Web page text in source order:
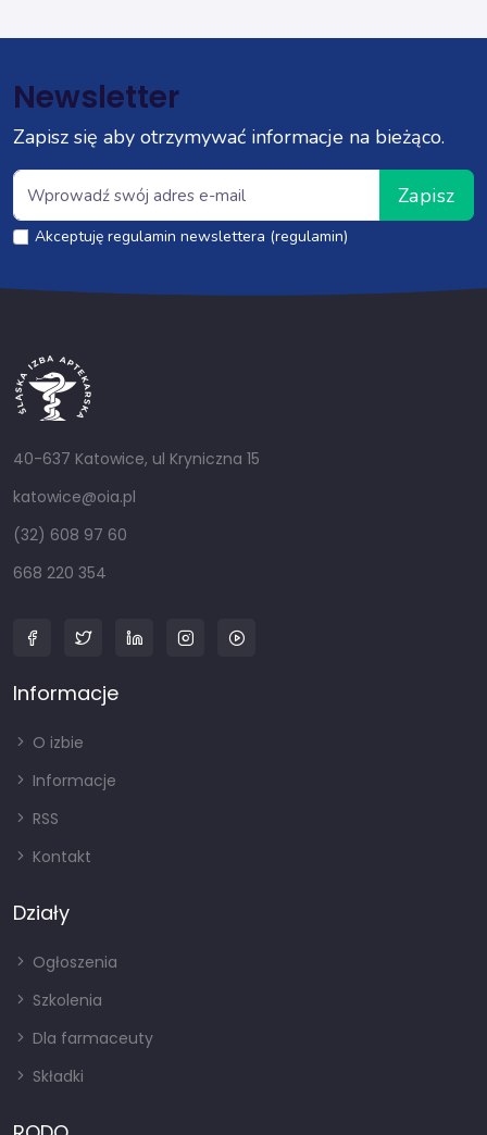
Newsletter
Zapisz się aby otrzymywać informacje na bieżąco.
Zapisz
Akceptuję regulamin newslettera (regulamin)
40-637 Katowice, ul Kryniczna 15
katowice@oia.pl
(32) 608 97 60
668 220 354
Informacje
O izbie
Informacje
RSS
Kontakt
Działy
Ogłoszenia
Szkolenia
Dla farmaceuty
Składki